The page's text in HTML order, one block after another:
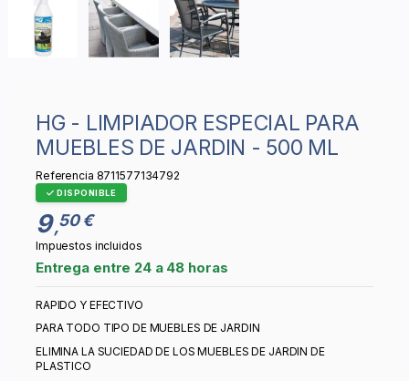
HG - LIMPIADOR ESPECIAL PARA
MUEBLES DE JARDIN - 500 ML
Referencia 8711577134792
DISPONIBLE
9,50 €
Impuestos incluidos
Entrega entre 24 a 48 horas
RAPIDO Y EFECTIVO
PARA TODO TIPO DE MUEBLES DE JARDIN
ELIMINA LA SUCIEDAD DE LOS MUEBLES DE JARDIN DE
PLASTICO